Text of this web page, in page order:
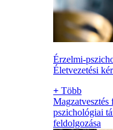
Érzelmi-
Életvezetési
+ Több
Magzatvesztés
pszichológiai
feldolgozása